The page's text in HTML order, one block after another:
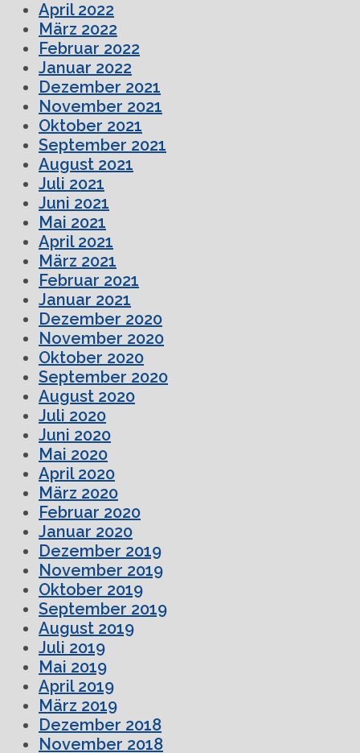
April 2022
März 2022
Februar 2022
Januar 2022
Dezember 2021
November 2021
Oktober 2021
September 2021
August 2021
Juli 2021
Juni 2021
Mai 2021
April 2021
März 2021
Februar 2021
Januar 2021
Dezember 2020
November 2020
Oktober 2020
September 2020
August 2020
Juli 2020
Juni 2020
Mai 2020
April 2020
März 2020
Februar 2020
Januar 2020
Dezember 2019
November 2019
Oktober 2019
September 2019
August 2019
Juli 2019
Mai 2019
April 2019
März 2019
Dezember 2018
November 2018